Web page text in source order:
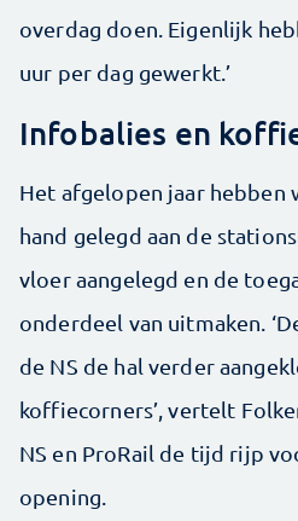
overdag doen. Eigenlijk
uur per dag gewerkt.’
Infobalies en
Het afgelopen jaar hebben
hand gelegd aan de
vloer aangelegd en de
onderdeel van uitmaken.
de NS de hal verder
koffiecorners’, vertelt
NS en ProRail de tijd rijp
opening.